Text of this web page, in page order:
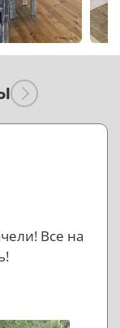
Все на